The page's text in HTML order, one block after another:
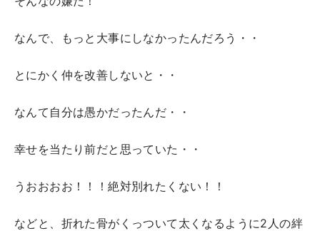
なんで、もっと大事にしなかったんだろう・・
とにかく仲を改善しないと・・
なんて自分は愚かだったんだ・・
幸せを当たり前だと思っていた・・
うおおおお！！！絶対別れたくない！！
などと、折れた骨がくっついて太くなるように2人の絆